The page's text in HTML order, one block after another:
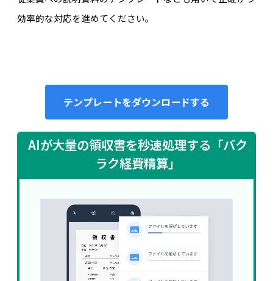
効率的な対応を進めてください。
テンプレートをダウンロードする
AIが大量の領収書を秒速処理する「バク
ラク経費精算」